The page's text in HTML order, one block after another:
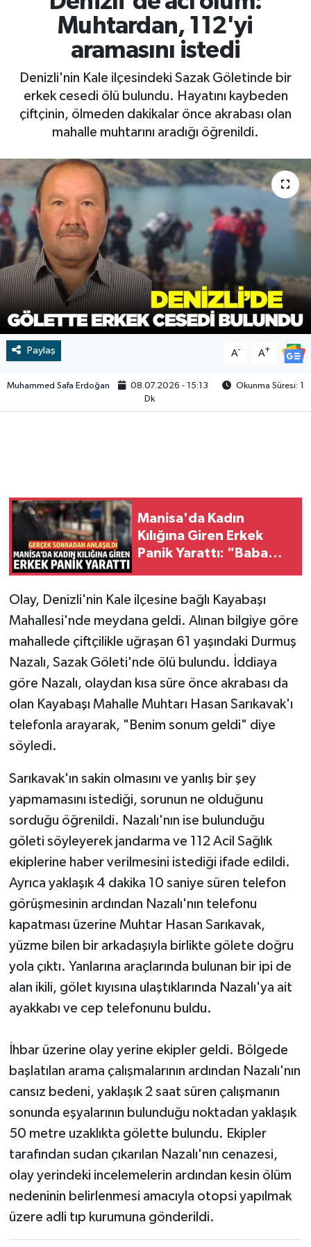
Muhtardan, 112'yi
aramasını istedi
Denizli'nin Kale ilçesindeki Sazak Göletinde bir
erkek cesedi ölü bulundu. Hayatını kaybeden
çiftçinin, ölmeden dakikalar önce akrabası olan
mahalle muhtarını aradığı öğrenildi.
Paylaş A- A+
Muhammed Safa Erdoğan 08.07.2026 - 15:13
Okunma Süresi: 1
Dk
Manisa'da Kadın
Kılığına Giren Erkek
Panik Yarattı: "Babama
Olay, Denizli'nin Kale ilçesine bağlı Kayabaşı
Mahallesi'nde meydana geldi. Alınan bilgiye göre
mahallede çiftçilikle uğraşan 61 yaşındaki Durmuş
Nazalı, Sazak Göleti'nde ölü bulundu. İddiaya
göre Nazalı, olaydan kısa süre önce akrabası da
olan Kayabaşı Mahalle Muhtarı Hasan Sarıkavak'ı
telefonla arayarak, "Benim sonum geldi" diye
söyledi.
Sarıkavak'ın sakin olmasını ve yanlış bir şey
yapmamasını istediği, sorunun ne olduğunu
sorduğu öğrenildi. Nazalı'nın ise bulunduğu
göleti söyleyerek jandarma ve 112 Acil Sağlık
ekiplerine haber verilmesini istediği ifade edildi.
Ayrıca yaklaşık 4 dakika 10 saniye süren telefon
görüşmesinin ardından Nazalı'nın telefonu
kapatması üzerine Muhtar Hasan Sarıkavak,
yüzme bilen bir arkadaşıyla birlikte gölete doğru
yola çıktı. Yanlarına araçlarında bulunan bir ipi de
alan ikili, gölet kıyısına ulaştıklarında Nazalı'ya ait
ayakkabı ve cep telefonunu buldu.
İhbar üzerine olay yerine ekipler geldi. Bölgede
başlatılan arama çalışmalarının ardından Nazalı'nın
cansız bedeni, yaklaşık 2 saat süren çalışmanın
sonunda eşyalarının bulunduğu noktadan yaklaşık
50 metre uzaklıkta gölette bulundu. Ekipler
tarafından sudan çıkarılan Nazalı'nın cenazesi,
olay yerindeki incelemelerin ardından kesin ölüm
nedeninin belirlenmesi amacıyla otopsi yapılmak
üzere adli tıp kurumuna gönderildi.
RESMİ İLAN
BİLİM VE TEKNOLOJİ
RESMİ İLAN
Yaşam
Tarih
Çevre
Dünya
İletişim
Künye
SPOR
Vefat
Video